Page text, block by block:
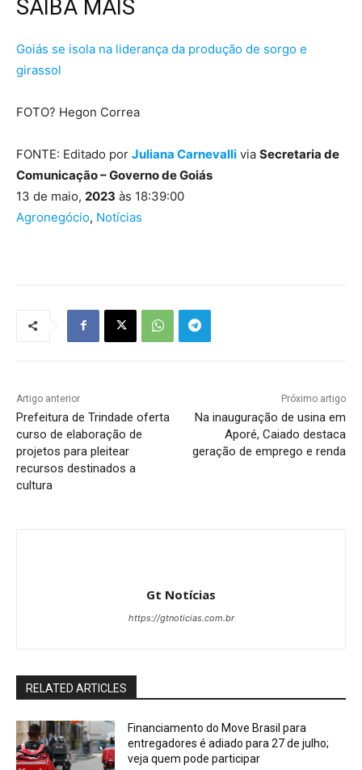
SAIBA MAIS
Goiás se isola na liderança da produção de sorgo e
girassol
FOTO? Hegon Correa
FONTE: Editado por Juliana Carnevalli via Secretaria de
Comunicação – Governo de Goiás
13 de maio, 2023 às 18:39:00
Agronegócio, Notícias
Artigo anterior
Prefeitura de Trindade oferta
curso de elaboração de
projetos para pleitear
recursos destinados a
cultura
Próximo artigo
Na inauguração de usina em
Aporé, Caiado destaca
geração de emprego e renda
Gt Notícias
https://gtnoticias.com.br
RELATED ARTICLES
Financiamento do Move Brasil para
entregadores é adiado para 27 de julho;
veja quem pode participar